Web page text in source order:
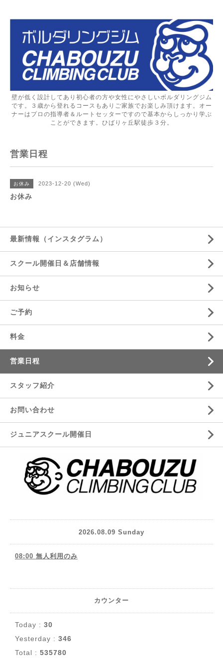
壁が低く設計してあり初心者の方や女性にやさしいボルダリングジム
です。３歳から登れるコースもありご家族でお楽しみ頂けます。オー
ナーはプロの指導者＆ルートセッターですので基本からしっかり学ぶ
ことができます。ひばりヶ丘駅徒歩３分。
営業日程
お休み 2023-12-20 (Wed)
お休み
最新情報（インスタグラム）
スクール開催日＆店舗情報
お知らせ
ご予約
料金
営業日程
スタッフ紹介
お問い合わせ
ジュニアスクール開催日
2026.08.09 Sunday
08:00 無人利用のみ
カウンター
Today : 30
Yesterday : 346
Total : 535780